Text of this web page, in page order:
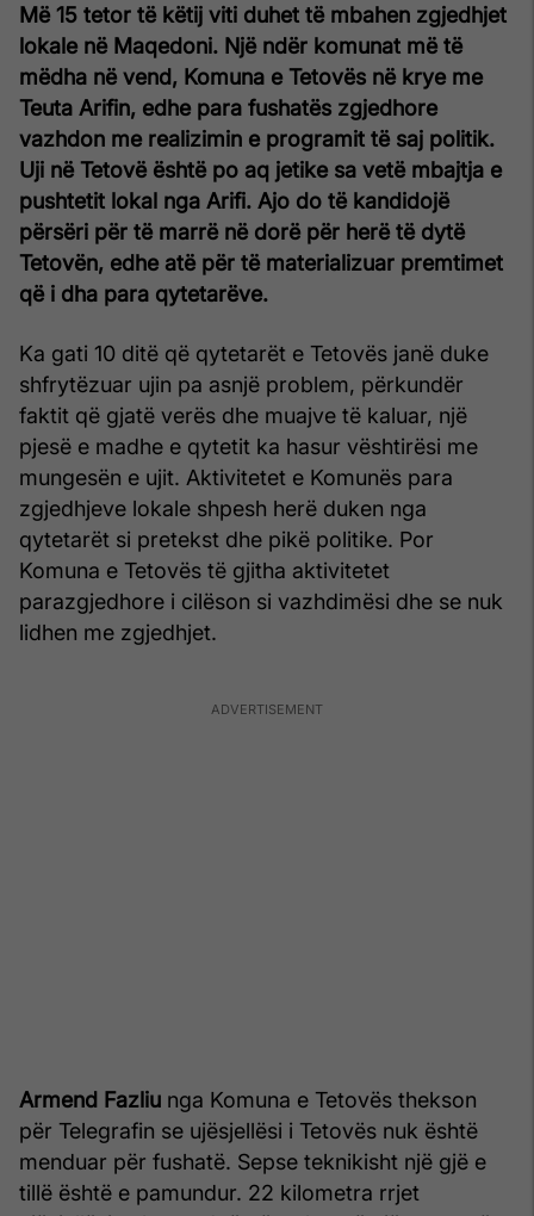
Më 15 tetor të këtij viti duhet të mbahen zgjedhjet
lokale në Maqedoni. Një ndër komunat më të
mëdha në vend, Komuna e Tetovës në krye me
Teuta Arifin, edhe para fushatës zgjedhore
vazhdon me realizimin e programit të saj politik.
Uji në Tetovë është po aq jetike sa vetë mbajtja e
pushtetit lokal nga Arifi. Ajo do të kandidojë
përsëri për të marrë në dorë për herë të dytë
Tetovën, edhe atë për të materializuar premtimet
që i dha para qytetarëve.
Ka gati 10 ditë që qytetarët e Tetovës janë duke
shfrytëzuar ujin pa asnjë problem, përkundër
faktit që gjatë verës dhe muajve të kaluar, një
pjesë e madhe e qytetit ka hasur vështirësi me
mungesën e ujit. Aktivitetet e Komunës para
zgjedhjeve lokale shpesh herë duken nga
qytetarët si pretekst dhe pikë politike. Por
Komuna e Tetovës të gjitha aktivitetet
parazgjedhore i cilëson si vazhdimësi dhe se nuk
lidhen me zgjedhjet.
Armend Fazliu nga Komuna e Tetovës thekson
për Telegrafin se ujësjellësi i Tetovës nuk është
menduar për fushatë. Sepse teknikisht një gjë e
tillë është e pamundur. 22 kilometra rrjet